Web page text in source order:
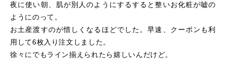
夜に使い朝、肌が別人のようにするすると整いお化粧が嘘の
ようにのって。
お土産渡すのが惜しくなるほどでした。早速、クーポンも利
用して6枚入り注文しました。
徐々にでもライン揃えられたら嬉しいんだけど。